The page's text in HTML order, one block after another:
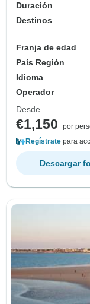
Duración
Destinos
Franja de edad
País Región
Idioma
Operador
Desde
€1,150
por
Regístrate para
Descargar